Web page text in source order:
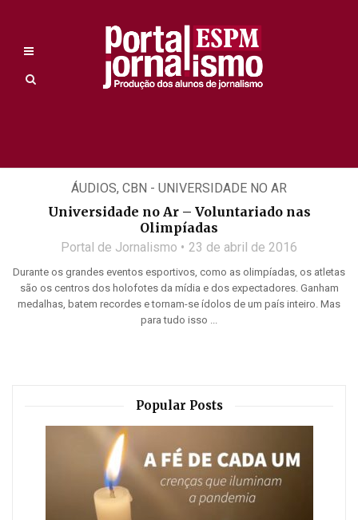
ÁUDIOS, CBN - UNIVERSIDADE NO AR
Universidade no Ar – Voluntariado nas
Olimpíadas
Portal de Jornalismo 23 de abril de 2016
Durante os grandes eventos esportivos, como as olimpíadas, os atletas
são os centros dos holofotes da mídia e dos expectadores. Ganham
medalhas, batem recordes e tornam-se ídolos de um país inteiro. Mas
para tudo isso ...
Popular Posts